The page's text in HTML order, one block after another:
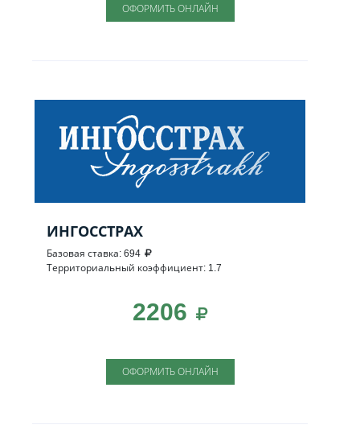
ОФОРМИТЬ ОНЛАЙН
ИНГОССТРАХ
Базовая ставка: 694
Территориальный коэффициент: 1.7
2206
ОФОРМИТЬ ОНЛАЙН